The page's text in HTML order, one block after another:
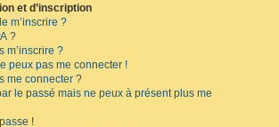
et d’inscription
m’inscrire ?
?
m’inscrire ?
peux pas me connecter !
me connecter ?
le passé mais ne peux à présent plus me
!